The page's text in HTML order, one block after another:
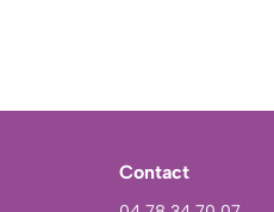
Contact